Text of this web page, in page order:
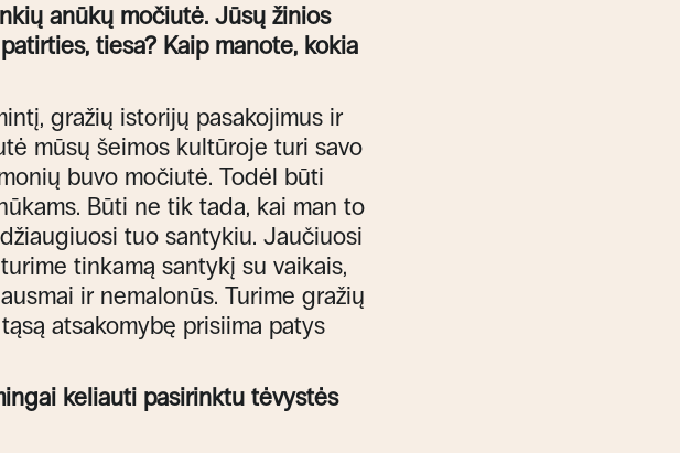
anūkų močiutė. Jūsų žinios
tiesa? Kaip manote, kokia
gražių istorijų pasakojimus ir
mūsų šeimos kultūroje turi savo
buvo močiutė. Todėl būti
Būti ne tik tada, kai man to
tuo santykiu. Jaučiuosi
tinkamą santykį su vaikais,
ir nemalonūs. Turime gražių
atsakomybę prisiima patys
keliauti pasirinktu tėvystės